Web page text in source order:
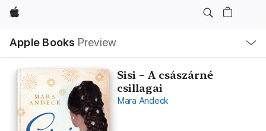
Apple
Apple Books Preview
Nav
Open
Menu
Sisi – A császárné
csillagai
Mara Andeck